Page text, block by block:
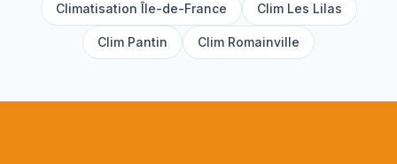
Climatisation Île-de-France Clim Les Lilas
Clim Pantin Clim Romainville